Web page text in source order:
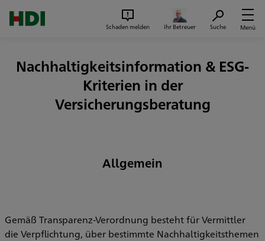
Schaden melden Ihr Betreuer Suche Menü
Nachhaltigkeitsinformation & ESG-
Kriterien in der
Versicherungsberatung
Allgemein
Gemäß Transparenz-Verordnung besteht für Vermittler
die Verpflichtung, über bestimmte Nachhaltigkeitsthemen